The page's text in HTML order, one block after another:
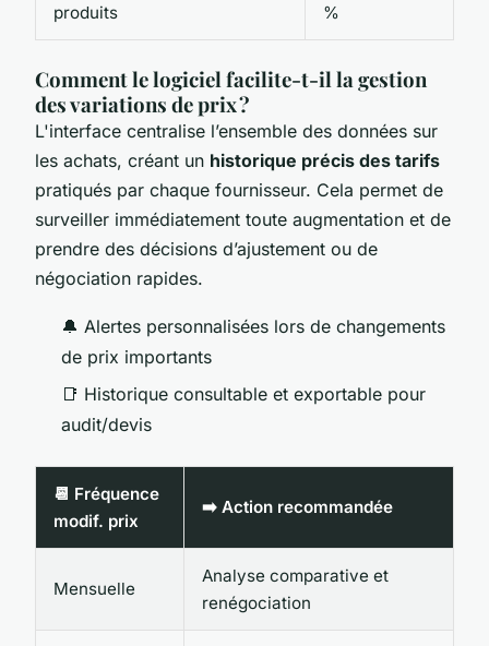
produits
%
Comment le logiciel facilite-t-il la gestion
des variations de prix ?
L'interface centralise l’ensemble des données sur
les achats, créant un historique précis des tarifs
pratiqués par chaque fournisseur. Cela permet de
surveiller immédiatement toute augmentation et de
prendre des décisions d’ajustement ou de
négociation rapides.
🔔 Alertes personnalisées lors de changements
de prix importants
📑 Historique consultable et exportable pour
audit/devis
📆 Fréquence
modif. prix
➡️ Action recommandée
Mensuelle
Analyse comparative et
renégociation